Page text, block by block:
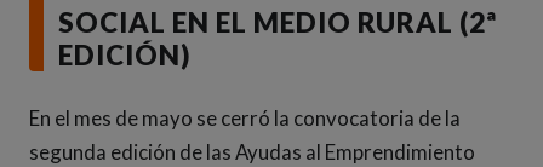
SOCIAL EN EL MEDIO RURAL (2ª
EDICIÓN)
En el mes de mayo se cerró la convocatoria de la
segunda edición de las Ayudas al Emprendimiento